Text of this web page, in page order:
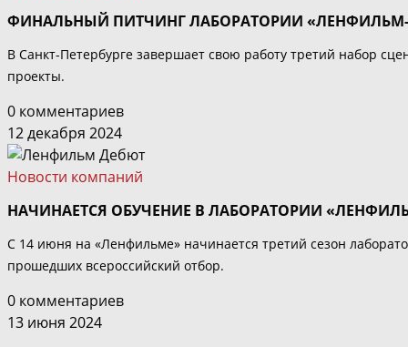
ФИНАЛЬНЫЙ ПИТЧИНГ ЛАБОРАТОРИИ «ЛЕНФИЛЬМ-
В Санкт-Петербурге завершает свою работу третий набор
проекты.
0 комментариев
12 декабря 2024
Новости компаний
НАЧИНАЕТСЯ ОБУЧЕНИЕ В ЛАБОРАТОРИИ
С 14 июня на «Ленфильме» начинается третий сезон
прошедших всероссийский отбор.
0 комментариев
13 июня 2024